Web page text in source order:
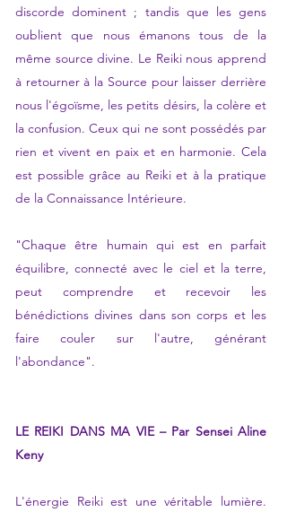
discorde dominent ; tandis que les gens
oublient que nous émanons tous de la
même source divine. Le Reiki nous apprend
à retourner à la Source pour laisser derrière
nous l'égoïsme, les petits désirs, la colère et
la confusion. Ceux qui ne sont possédés par
rien et vivent en paix et en harmonie. Cela
est possible grâce au Reiki et à la pratique
de la Connaissance Intérieure.
"Chaque être humain qui est en parfait
équilibre, connecté avec le ciel et la terre,
peut comprendre et recevoir les
bénédictions divines dans son corps et les
faire couler sur l'autre, générant
l'abondance".
LE REIKI DANS MA VIE – Par Sensei Aline
Keny
L'énergie Reiki est une véritable lumière.